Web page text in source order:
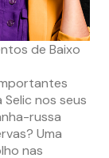
de Baixo
nos seus
russa
Uma
nas